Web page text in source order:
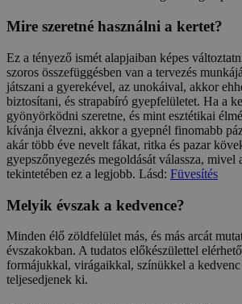
Mire szeretné használni a kertet?
Ez a tényező ismét alapjaiban képes
szoros összefüggésben van a tervezés
játszani a gyerekével, az unokáival, akkor
biztosítani, és strapabíró gyepfelületet. Ha a
gyönyörködni szeretne, és mint esztétikai
kívánja élvezni, akkor a gyepnél finomabb
akár több éve nevelt fákat, ritka és pazar
gyepszőnyegezés megoldását válassza, mivel
tekintetében ez a legjobb. Lásd: Füvesítés
Melyik évszak a kedvence?
Minden élő zöldfelület más, és más arcát
évszakokban. A tudatos előkészülettel
formájukkal, virágaikkal, színükkel a kedvenc
teljesedjenek ki.